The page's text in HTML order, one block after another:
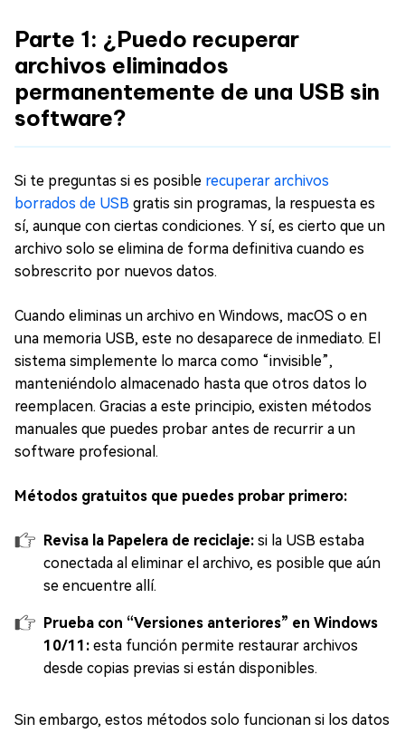
Parte 1: ¿Puedo recuperar
archivos eliminados
permanentemente de una USB sin
software?
Si te preguntas si es posible recuperar archivos
borrados de USB gratis sin programas, la respuesta es
sí, aunque con ciertas condiciones. Y sí, es cierto que un
archivo solo se elimina de forma definitiva cuando es
sobrescrito por nuevos datos.
Cuando eliminas un archivo en Windows, macOS o en
una memoria USB, este no desaparece de inmediato. El
sistema simplemente lo marca como “invisible”,
manteniéndolo almacenado hasta que otros datos lo
reemplacen. Gracias a este principio, existen métodos
manuales que puedes probar antes de recurrir a un
software profesional.
Métodos gratuitos que puedes probar primero:
Revisa la Papelera de reciclaje: si la USB estaba
conectada al eliminar el archivo, es posible que aún
se encuentre allí.
Prueba con “Versiones anteriores” en Windows
10/11: esta función permite restaurar archivos
desde copias previas si están disponibles.
Sin embargo, estos métodos solo funcionan si los datos